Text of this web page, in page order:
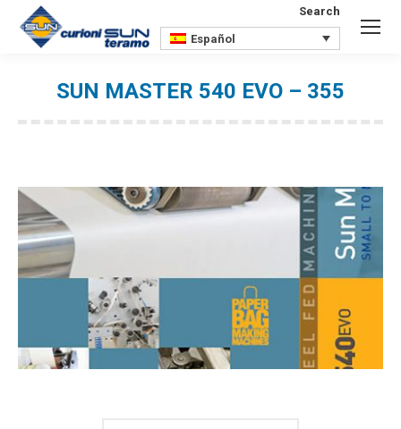
Buscar:
Search
Español
SUN MASTER 540 EVO – 355